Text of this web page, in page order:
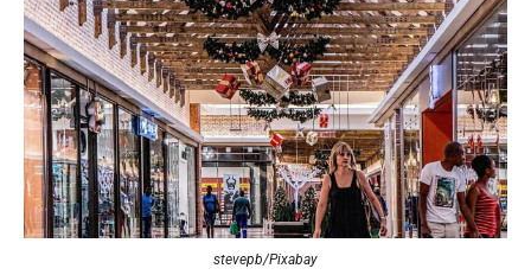
stevepb/Pixabay